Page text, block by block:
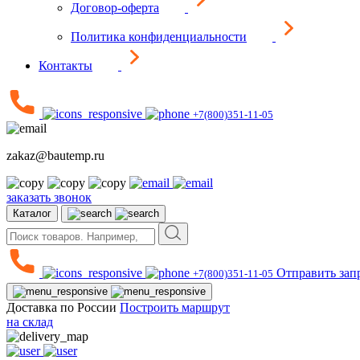
Договор-оферта
Политика конфиденциальности
Контакты
+7(800)351-11-05
zakaz@bautemp.ru
заказать звонок
Каталог
+7(800)351-11-05 Отправить
Доставка по России Построить маршрут
на склад